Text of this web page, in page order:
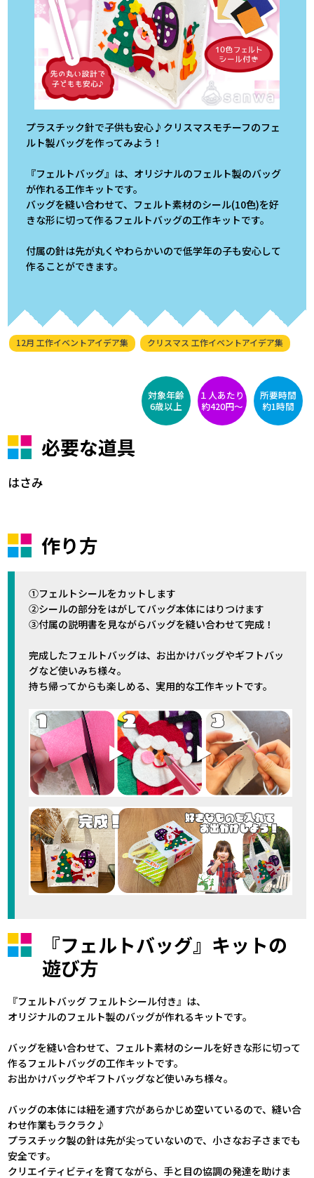
プラスチック針で子供も安心♪クリスマスモチーフのフェ
ルト製バッグを作ってみよう！
『フェルトバッグ』は、オリジナルのフェルト製のバッグ
が作れる工作キットです。
バッグを縫い合わせて、フェルト素材のシール(10色)を好
きな形に切って作るフェルトバッグの工作キットです。
付属の針は先が丸くやわらかいので低学年の子も安心して
作ることができます。
12月 工作イベントアイデア集 クリスマス 工作イベントアイデア集
対象年齢
6歳以上
１人あたり
約420円〜
所要時間
約1時間
必要な道具
はさみ
作り方
①フェルトシールをカットします
②シールの部分をはがしてバッグ本体にはりつけます
③付属の説明書を見ながらバッグを縫い合わせて完成！
完成したフェルトバッグは、お出かけバッグやギフトバッ
グなど使いみち様々。
持ち帰ってからも楽しめる、実用的な工作キットです。
『フェルトバッグ』キットの
遊び方
『フェルトバッグ フェルトシール付き』は、
オリジナルのフェルト製のバッグが作れるキットです。
バッグを縫い合わせて、フェルト素材のシールを好きな形に切って
作るフェルトバッグの工作キットです。
お出かけバッグやギフトバッグなど使いみち様々。
バッグの本体には紐を通す穴があらかじめ空いているので、縫い合
わせ作業もラクラク♪
プラスチック製の針は先が尖っていないので、小さなお子さまでも
安全です。
クリエイティビティを育てながら、手と目の協調の発達を助けま